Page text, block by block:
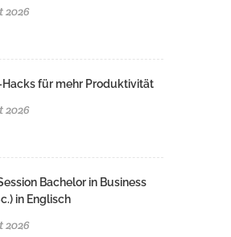
2026
Hacks für mehr Produktivität
2026
Bachelor in Business
in Englisch
2026